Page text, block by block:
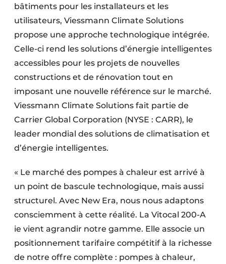
bâtiments pour les installateurs et les
utilisateurs, Viessmann Climate Solutions
propose une approche technologique intégrée.
Celle-ci rend les solutions d’énergie intelligentes
accessibles pour les projets de nouvelles
constructions et de rénovation tout en
imposant une nouvelle référence sur le marché.
Viessmann Climate Solutions fait partie de
Carrier Global Corporation (NYSE : CARR), le
leader mondial des solutions de climatisation et
d’énergie intelligentes.
« Le marché des pompes à chaleur est arrivé à
un point de bascule technologique, mais aussi
structurel. Avec New Era, nous nous adaptons
consciemment à cette réalité. La Vitocal 200-A
ie vient agrandir notre gamme. Elle associe un
positionnement tarifaire compétitif à la richesse
de notre offre complète : pompes à chaleur,